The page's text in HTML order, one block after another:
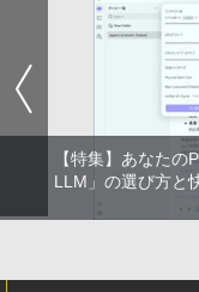
￥
￥
【特集】あなた
LLM」の選び方と